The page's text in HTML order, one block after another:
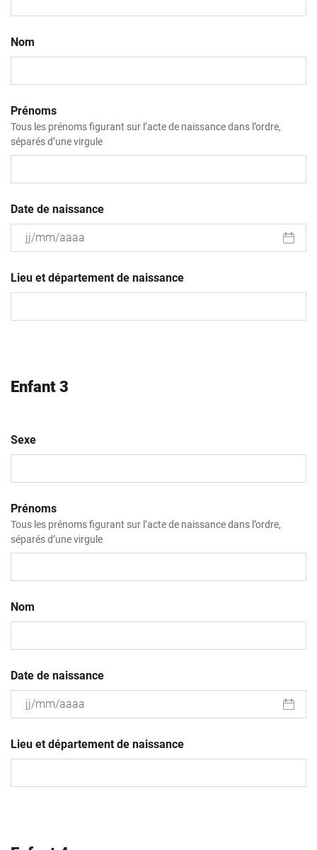
Nom
Prénoms
Tous les prénoms figurant sur l’acte de naissance dans l’ordre,
séparés d’une virgule
Date de naissance
slash
MM
Lieu et département de naissance
Enfant 3
Sexe
Prénoms
Tous les prénoms figurant sur l’acte de naissance dans l’ordre,
séparés d’une virgule
Nom
Date de naissance
slash
MM
Lieu et département de naissance